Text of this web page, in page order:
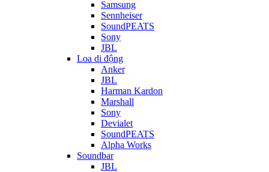
Samsung
Sennheiser
SoundPEATS
Sony
JBL
Loa di động
Anker
JBL
Harman Kardon
Marshall
Sony
Devialet
SoundPEATS
Alpha Works
Soundbar
JBL